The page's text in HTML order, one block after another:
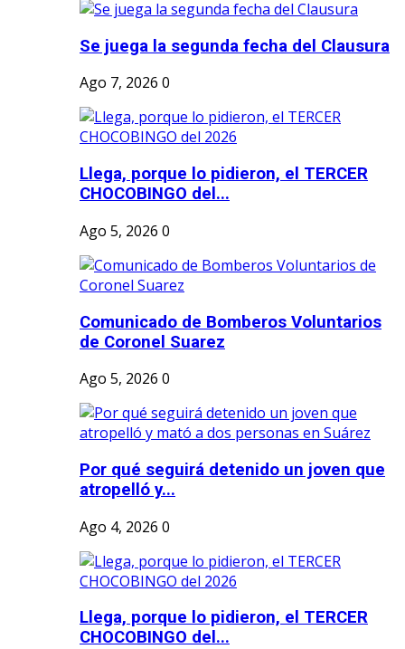
Se juega la segunda fecha del Clausura
Ago 7, 2026 0
Llega, porque lo pidieron, el TERCER
CHOCOBINGO del...
Ago 5, 2026 0
Comunicado de Bomberos Voluntarios
de Coronel Suarez
Ago 5, 2026 0
Por qué seguirá detenido un joven que
atropelló y...
Ago 4, 2026 0
Llega, porque lo pidieron, el TERCER
CHOCOBINGO del...